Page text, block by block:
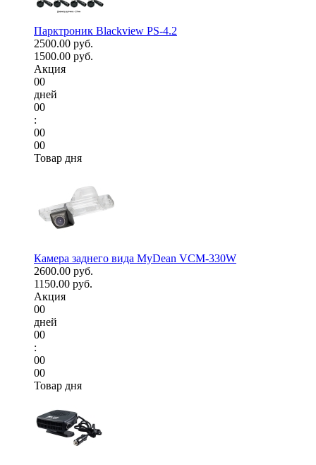
Парктроник Blackview PS-4.2
2500.00 руб.
1500.00 руб.
Акция
00
дней
00
:
00
00
Товар дня
Камера заднего вида MyDean VCM-330W
2600.00 руб.
1150.00 руб.
Акция
00
дней
00
:
00
00
Товар дня